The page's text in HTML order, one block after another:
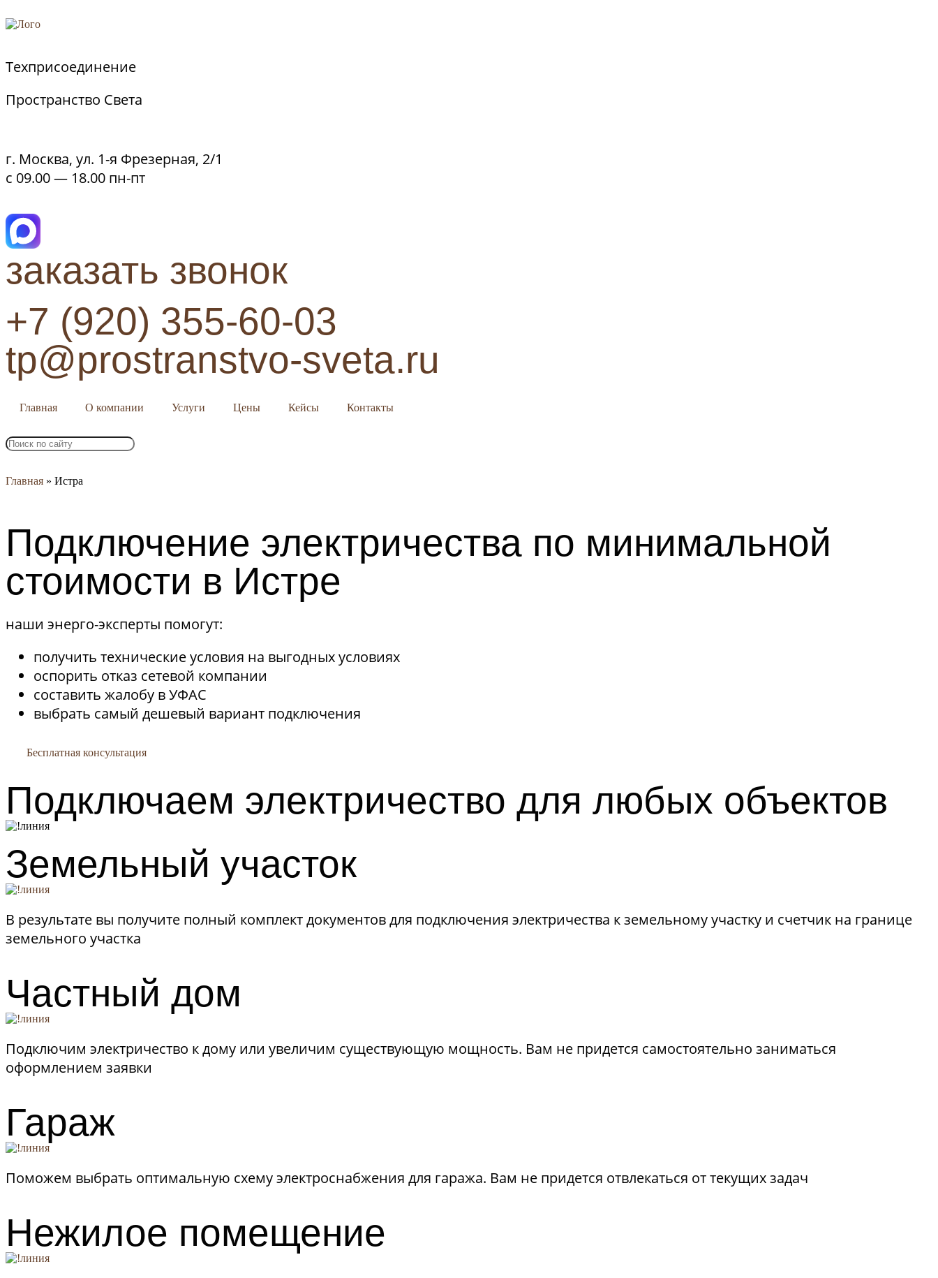
Техприсоединение
Пространство Света
г. Москва, ул. 1-я Фрезерная, 2/1
с 09.00 — 18.00 пн-пт
заказать звонок
+7 (920) 355-60-03
tp@prostranstvo-sveta.ru
Главная О компании Услуги Цены Кейсы Контакты
Главная » Истра
Подключение электричества по минимальной
стоимости в Истре
наши энерго-эксперты помогут:
получить технические условия на выгодных условиях
оспорить отказ сетевой компании
составить жалобу в УФАС
выбрать самый дешевый вариант подключения
Бесплатная консультация
Подключаем электричество для любых объектов
Земельный участок
В результате вы получите полный комплект документов для подключения электричества к земельному участку и счетчик на границе
земельного участка
Частный дом
Подключим электричество к дому или увеличим существующую мощность. Вам не придется самостоятельно заниматься
оформлением заявки
Гараж
Поможем выбрать оптимальную схему электроснабжения для гаража. Вам не придется отвлекаться от текущих задач
Нежилое помещение